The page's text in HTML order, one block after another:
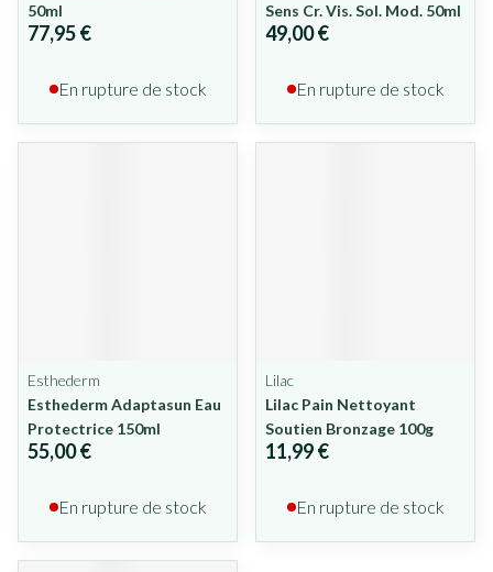
50ml
77,95 €
En rupture de stock
Sens Cr. Vis. Sol. Mod. 50ml
49,00 €
En rupture de stock
Esthederm
Esthederm Adaptasun Eau
Protectrice 150ml
55,00 €
En rupture de stock
Lilac
Lilac Pain Nettoyant
Soutien Bronzage 100g
11,99 €
En rupture de stock